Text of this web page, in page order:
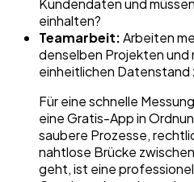
einhalten?
Teamarbeit:Arbeiten
denselben Projekten und
einheitlichen Datenstand
Für eine schnelle
eine Gratis-App in
saubere Prozesse,
nahtlose Brücke
geht, ist eine